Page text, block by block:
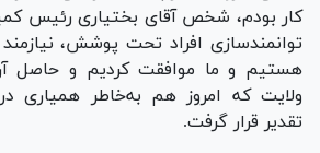
کار بودم، شخص آقای بختیاری رئیس
توانمندسازی افراد تحت پوشش،
هستیم و ما موافقت کردیم و حاصل
ولایت که امروز هم به‌خاطر همیاری
تقدیر قرار گرفت.